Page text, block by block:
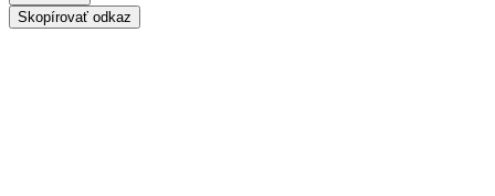
Skopírovať odkaz